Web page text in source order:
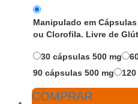
Manipulado em
ou Clorofila. Livre de
30 cápsulas 500 mg
90 cápsulas 500 mg
COMPRAR